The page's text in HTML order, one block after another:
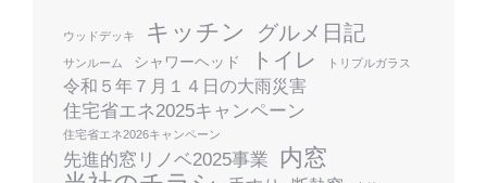
ウッドデッキ キッチン グルメ日記
サンルーム シャワーヘッド トイレ トリプルガラス
令和５年７月１４日の大雨災害
住宅省エネ2025キャンペーン
住宅省エネ2026キャンペーン
先進的窓リノベ2025事業 内窓